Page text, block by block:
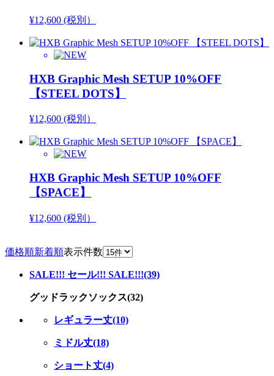
¥12,600 (税別）
HXB Graphic Mesh SETUP 10%OFF
【STEEL DOTS】
¥12,600 (税別）
HXB Graphic Mesh SETUP 10%OFF
【SPACE】
¥12,600 (税別）
価格順新着順表示件数
SALE!!! セール!!! SALE!!!(39)
グッドラックソックス(32)
レギュラー丈(10)
ミドル丈(18)
ショート丈(4)